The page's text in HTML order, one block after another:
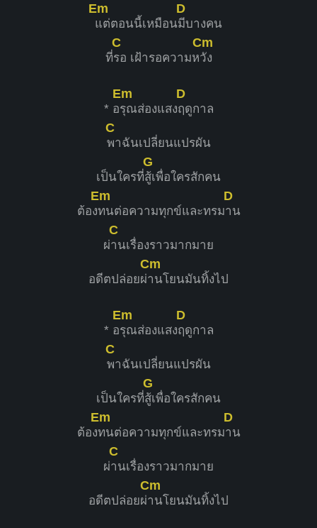
Em
แต่ตอนนี้เหมือน
D
มีบางคน
ที่
C
รอ เฝ้ารอความห
Cm
วัง
* อ
Em
รุณส่องแสง
D
ฤดูกาล
C
พาฉันเปลี่ยนแปรผัน
เป็นใครที่
G
สู้เพื่อใครสักคน
ต้อง
Em
ทนต่อความทุกข์และทรม
D
าน
ผ่
C
านเรื่องราวมากมาย
อดีตปล่อยผ่
Cm
านโยนมันทิ้งไป
* อ
Em
รุณส่องแสง
D
ฤดูกาล
C
พาฉันเปลี่ยนแปรผัน
เป็นใครที่
G
สู้เพื่อใครสักคน
ต้อง
Em
ทนต่อความทุกข์และทรม
D
าน
ผ่
C
านเรื่องราวมากมาย
อดีตปล่อยผ่
Cm
านโยนมันทิ้งไป